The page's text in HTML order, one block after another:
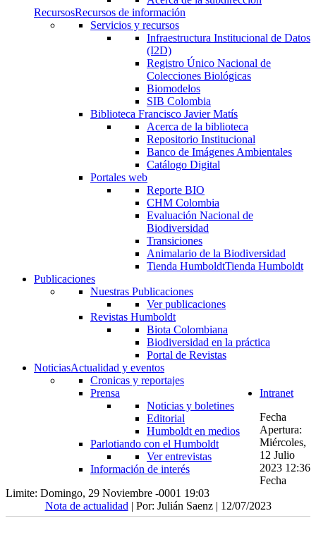
RecursosRecursos de información
Servicios y recursos
Infraestructura Institucional de Datos
(I2D)
Registro Único Nacional de
Colecciones Biológicas
Biomodelos
SIB Colombia
Biblioteca Francisco Javier Matís
Acerca de la biblioteca
Repositorio Institucional
Banco de Imágenes Ambientales
Catálogo Digital
Portales web
Reporte BIO
CHM Colombia
Evaluación Nacional de
Biodiversidad
Transiciones
Animalario de la Biodiversidad
Tienda HumboldtTienda Humboldt
Publicaciones
Nuestras Publicaciones
Ver publicaciones
Revistas Humboldt
Biota Colombiana
Biodiversidad en la práctica
Portal de Revistas
NoticiasActualidad y eventos
Cronicas y reportajes
Prensa
Noticias y boletines
Editorial
Humboldt en medios
Parlotiando con el Humboldt
Ver entrevistas
Información de interés
Intranet
Fecha
Apertura:
Miércoles,
12 Julio
2023 12:36
Fecha
Limite: Domingo, 29 Noviembre -0001 19:03
Nota de actualidad | Por: Julián Saenz | 12/07/2023